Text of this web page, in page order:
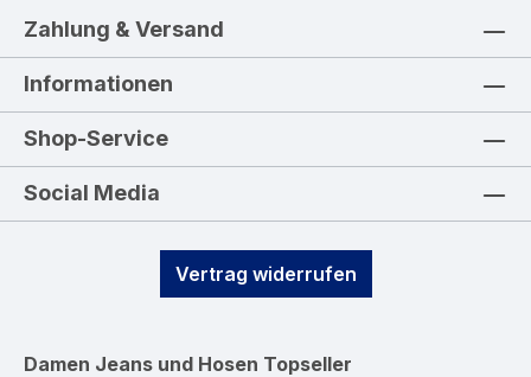
Zahlung & Versand
Informationen
Shop-Service
Social Media
Vertrag widerrufen
Damen Jeans und Hosen Topseller